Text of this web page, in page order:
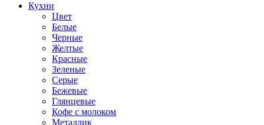
Кухни
Цвет
Белые
Черные
Желтые
Красные
Зеленые
Серые
Бежевые
Глянцевые
Кофе с молоком
Металлик